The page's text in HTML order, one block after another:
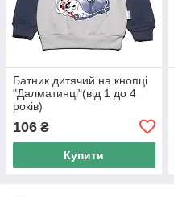
Батник дитячий на кнопці
"Далматинці"(від 1 до 4
років)
106 ₴
Купити